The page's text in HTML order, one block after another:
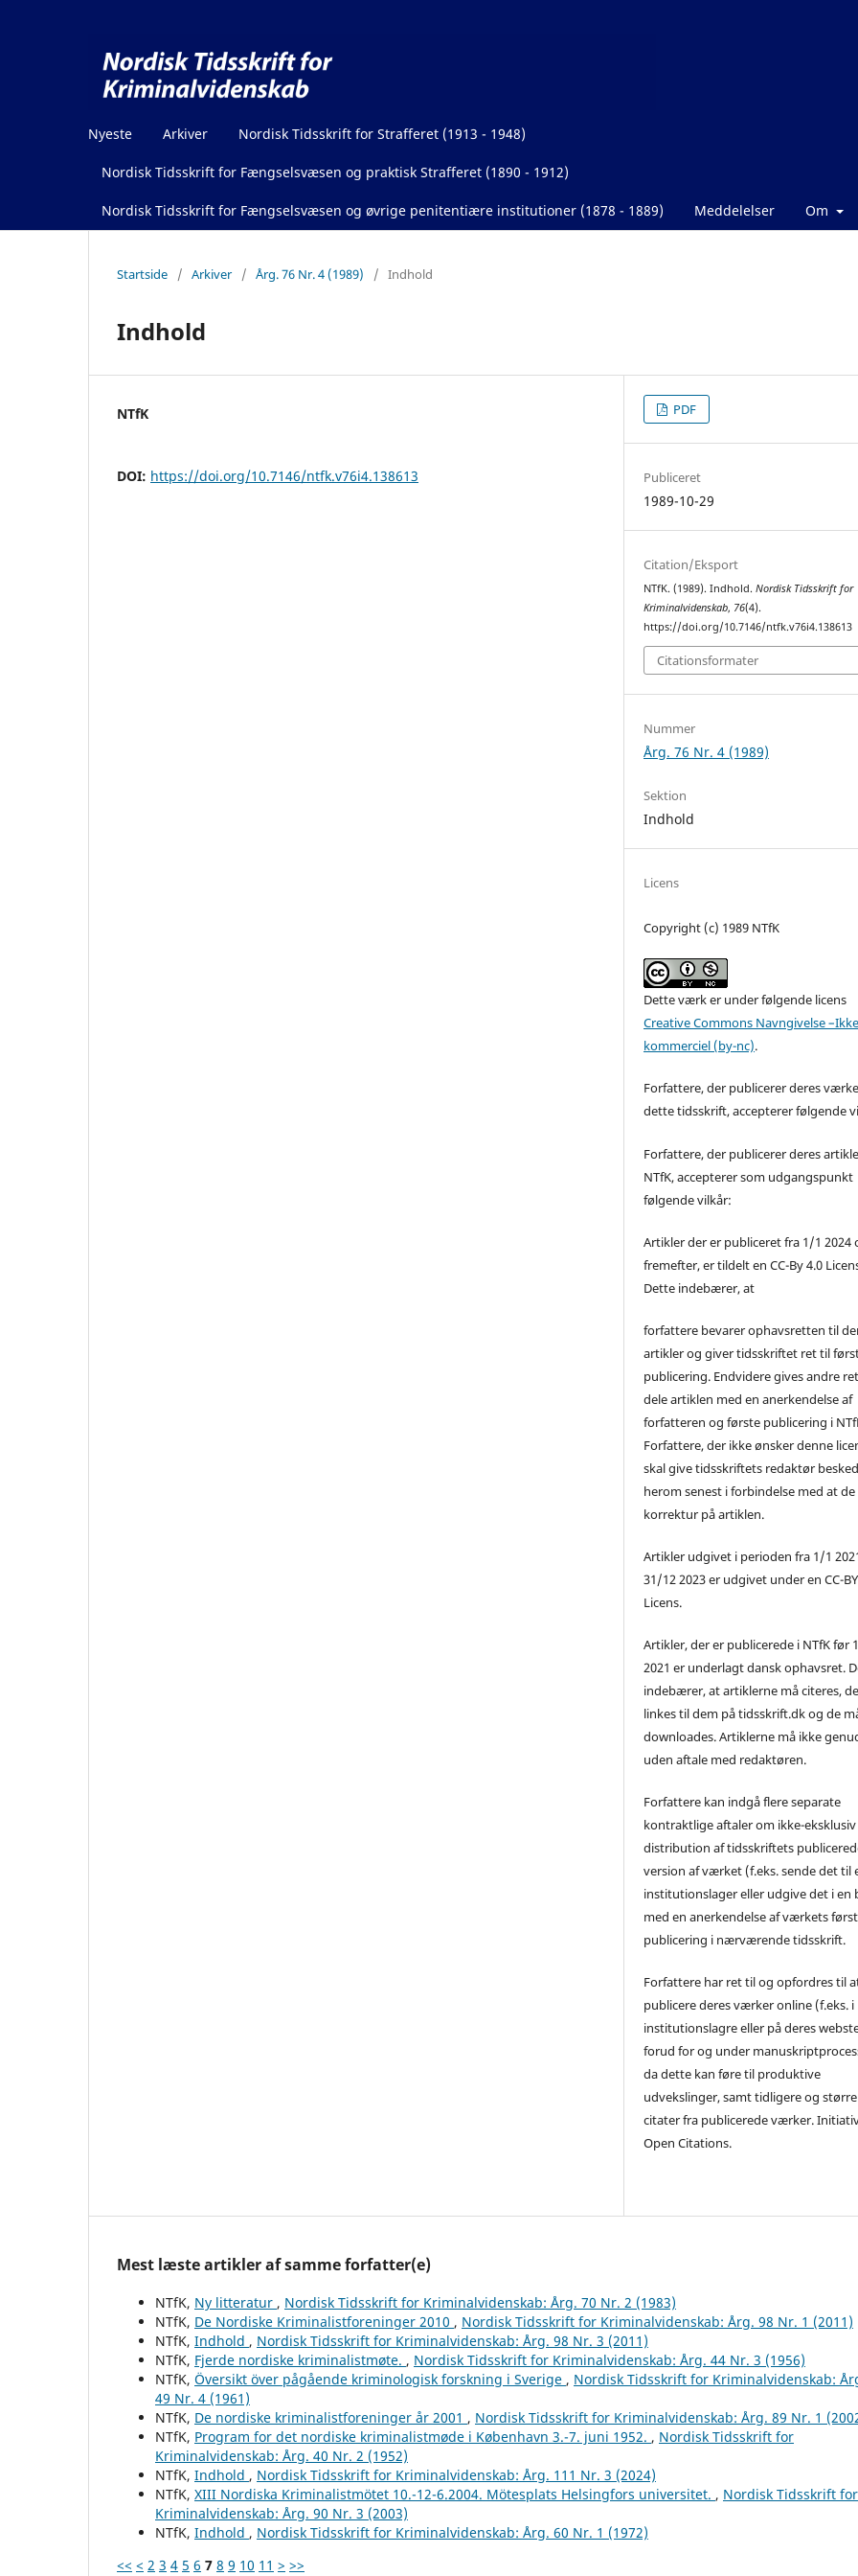
Nyeste Arkiver Nordisk Tidsskrift for Strafferet (1913 - 1948)
Nordisk Tidsskrift for Fængselsvæsen og praktisk Strafferet (1890 - 1912)
Nordisk Tidsskrift for Fængselsvæsen og øvrige penitentiære institutioner (1878 - 1889) Meddelelser Om
Startside / Arkiver / Årg. 76 Nr. 4 (1989) / Indhold
Indhold
NTfK
DOI: https://doi.org/10.7146/ntfk.v76i4.138613
PDF
Publiceret
1989-10-29
Citation/Eksport
NTfK. (1989). Indhold.Nordisk Tidsskrift for
Kriminalvidenskab, 76(4).
https://doi.org/10.7146/ntfk.v76i4.138613
Citationsformater
Nummer
Årg. 76 Nr. 4 (1989)
Sektion
Indhold
Licens
Copyright (c) 1989 NTfK
Dette værk er under følgende licens
Creative Commons Navngivelse
kommerciel (by-nc).
Forfattere, der publicerer deres
dette tidsskrift, accepterer følgende
Forfattere, der publicerer deres
NTfK, accepterer som udgangspunkt
følgende vilkår:
Artikler der er publiceret fra 1/1 2024
fremefter, er tildelt en CC-By 4.0
Dette indebærer, at
forfattere bevarer ophavsretten til
artikler og giver tidsskriftet ret til
publicering. Endvidere gives andre
dele artiklen med en anerkendelse af
forfatteren og første publicering i
Forfattere, der ikke ønsker denne
skal give tidsskriftets redaktør besked
herom senest i forbindelse med at
korrektur på artiklen.
Artikler udgivet i perioden fra 1/1
31/12 2023 er udgivet under en CC-
Licens.
Artikler, der er publicerede i NTfK før
2021 er underlagt dansk ophavsret.
indebærer, at artiklerne må citeres,
linkes til dem på tidsskrift.dk og de
downloades. Artiklerne må ikke
uden aftale med redaktøren.
Forfattere kan indgå flere separate
kontraktlige aftaler om ikke-eksklusiv
distribution af tidsskriftets
version af værket (f.eks. sende det til
institutionslager eller udgive det i en
med en anerkendelse af værkets
publicering i nærværende tidsskrift.
Forfattere har ret til og opfordres til
publicere deres værker online (f.eks. i
institutionslagre eller på deres
forud for og under
da dette kan føre til produktive
udvekslinger, samt tidligere og større
citater fra publicerede værker.
Open Citations.
Mest læste artikler af samme forfatter(e)
NTfK, Ny litteratur , Nordisk Tidsskrift for Kriminalvidenskab: Årg. 70 Nr. 2 (1983)
NTfK, De Nordiske Kriminalistforeninger 2010 , Nordisk Tidsskrift for Kriminalvidenskab: Årg. 98 Nr. 1 (2011)
NTfK, Indhold , Nordisk Tidsskrift for Kriminalvidenskab: Årg. 98 Nr. 3 (2011)
NTfK, Fjerde nordiske kriminalistmøte. , Nordisk Tidsskrift for Kriminalvidenskab: Årg. 44 Nr. 3 (1956)
NTfK, Översikt över pågående kriminologisk forskning i Sverige , Nordisk Tidsskrift for Kriminalvidenskab:
49 Nr. 4 (1961)
NTfK, De nordiske kriminalistforeninger år 2001 , Nordisk Tidsskrift for Kriminalvidenskab: Årg. 89 Nr. 1
NTfK, Program for det nordiske kriminalistmøde i København 3.-7. juni 1952. , Nordisk Tidsskrift for
Kriminalvidenskab: Årg. 40 Nr. 2 (1952)
NTfK, Indhold , Nordisk Tidsskrift for Kriminalvidenskab: Årg. 111 Nr. 3 (2024)
NTfK, XIII Nordiska Kriminalistmötet 10.-12-6.2004. Mötesplats Helsingfors universitet. , Nordisk Tidsskrift for
Kriminalvidenskab: Årg. 90 Nr. 3 (2003)
NTfK, Indhold , Nordisk Tidsskrift for Kriminalvidenskab: Årg. 60 Nr. 1 (1972)
<< < 2 3 4 5 6 7 8 9 10 11 > >>